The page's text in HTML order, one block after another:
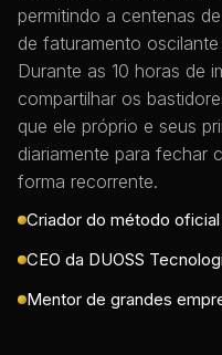
permitindo a centenas
de faturamento
Durante as 10 horas de
compartilhar os
que ele próprio e seus
diariamente para fechar
forma recorrente.
Criador do método oficial
CEO da DUOSS
Mentor de grandes